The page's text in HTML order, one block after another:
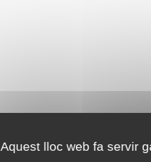
Aquest lloc web fa servir